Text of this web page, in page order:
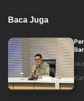
Baca Juga